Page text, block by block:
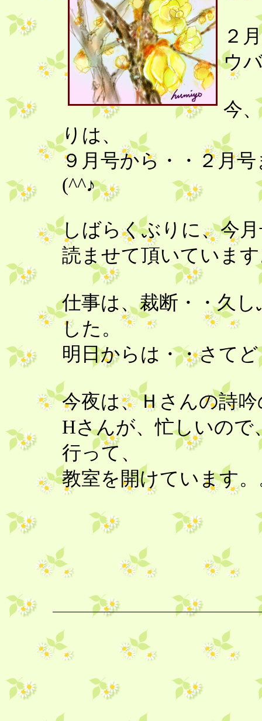
２
ウ
今
りは、
９月号から・・２月
(^^♪
しばらくぶりに、今
読ませて頂いていま
仕事は、裁断・・久
した。
明日からは・・さて
今夜は、Ｈさんの詩
Hさんが、忙しいので
行って、
教室を開けています